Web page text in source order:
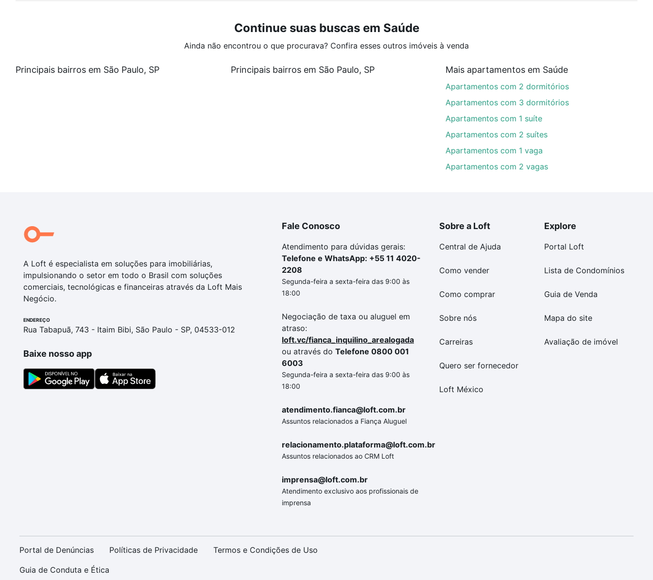
Continue suas buscas em Saúde
Ainda não encontrou o que procurava? Confira esses outros imóveis à venda
Principais bairros em São Paulo, SP Principais bairros em São Paulo, SP Mais apartamentos em Saúde
Apartamentos com 2 dormitórios
Apartamentos com 3 dormitórios
Apartamentos com 1 suíte
Apartamentos com 2 suítes
Apartamentos com 1 vaga
Apartamentos com 2 vagas
A Loft é especialista em soluções para imobiliárias,
impulsionando o setor em todo o Brasil com soluções
comerciais, tecnológicas e financeiras através da Loft Mais
Negócio.
ENDEREÇO
Rua Tabapuã, 743 - Itaim Bibi, São Paulo - SP, 04533-012
Baixe nosso app
Fale Conosco
Atendimento para dúvidas gerais:
Telefone e WhatsApp: +55 11 4020-
2208
Segunda-feira a sexta-feira das 9:00 às
18:00
Negociação de taxa ou aluguel em
atraso:
loft.vc/fianca_inquilino_arealogada
ou através do Telefone 0800 001
6003
Segunda-feira a sexta-feira das 9:00 às
18:00
atendimento.fianca@loft.com.br
Assuntos relacionados a Fiança Aluguel
relacionamento.plataforma@loft.com.br
Assuntos relacionados ao CRM Loft
imprensa@loft.com.br
Atendimento exclusivo aos profissionais de
imprensa
Sobre a Loft
Central de Ajuda
Como vender
Como comprar
Sobre nós
Carreiras
Quero ser fornecedor
Loft México
Explore
Portal Loft
Lista de Condomínios
Guia de Venda
Mapa do site
Avaliação de imóvel
Portal de Denúncias Políticas de Privacidade Termos e Condições de Uso
Guia de Conduta e Ética